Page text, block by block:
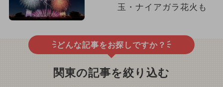
玉・ナイアガラ花火も
どんな記事をお探しですか？
関東の記事を絞り込む